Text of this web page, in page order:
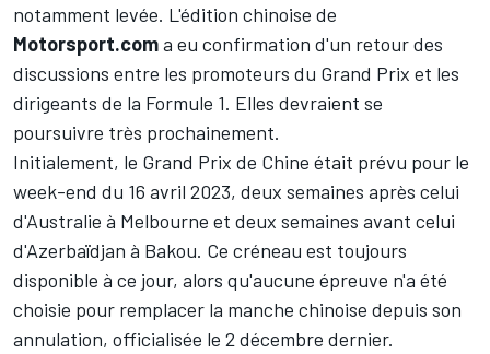
notamment levée. L'édition chinoise de
Motorsport.coma eu confirmation d'un retour des
discussions entre les promoteurs du Grand Prix et les
dirigeants de la Formule 1. Elles devraient se
poursuivre très prochainement.
Initialement, le Grand Prix de Chine était prévu pour le
week-end du 16 avril 2023, deux semaines après celui
d'Australie à Melbourne et deux semaines avant celui
d'Azerbaïdjan à Bakou. Ce créneau est toujours
disponible à ce jour, alors qu'aucune épreuve n'a été
choisie pour remplacer la manche chinoise depuis son
annulation, officialisée le 2 décembre dernier.